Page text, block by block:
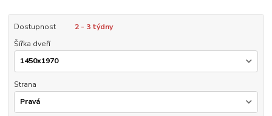
Dostupnost
2 - 3 týdny
Šířka dveří
Strana